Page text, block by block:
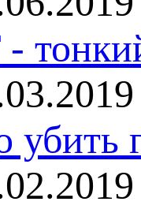
убить